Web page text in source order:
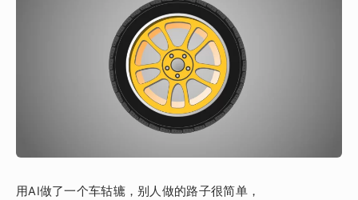
用AI做了一个车轱辘，别人做的路子很简单，